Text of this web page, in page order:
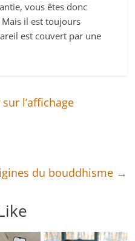
vous êtes donc
il est toujours
est couvert par une
l’affichage
du bouddhisme →